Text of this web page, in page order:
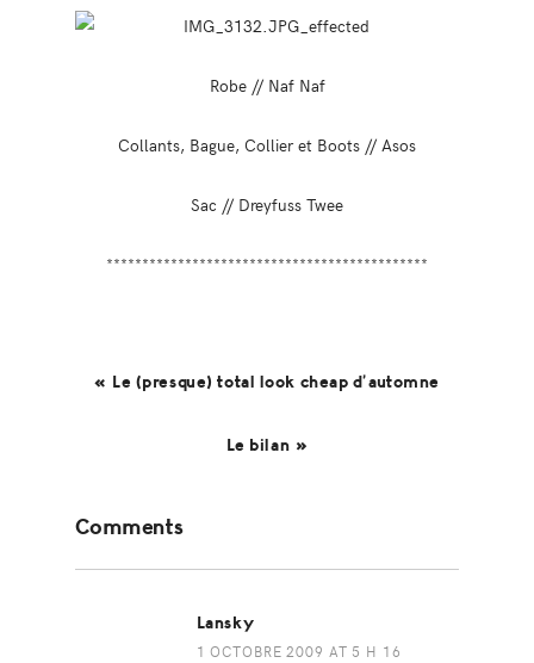
Robe // Naf Naf
Collants, Bague, Collier et Boots // Asos
Sac // Dreyfuss Twee
*********************************************
« Le (presque) total look cheap d’automne
Le bilan »
Interactions
Comments
Lansky
1 OCTOBRE 2009 AT 5 H 16